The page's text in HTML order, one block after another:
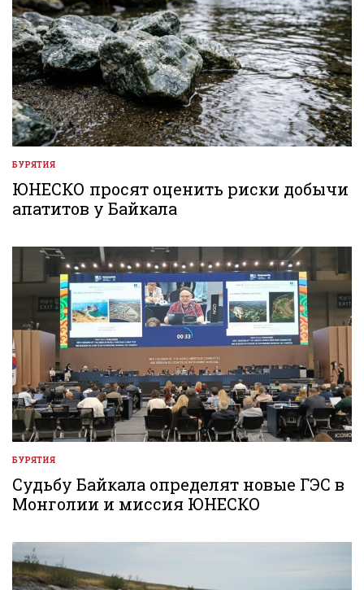
ОПУБЛИКОВАНО
В
БУРЯТИЯ
ЮНЕСКО просят оценить риски добычи
апатитов у Байкала
ОПУБЛИКОВАНО
В
БУРЯТИЯ
Судьбу Байкала определят новые ГЭС в
Монголии и миссия ЮНЕСКО